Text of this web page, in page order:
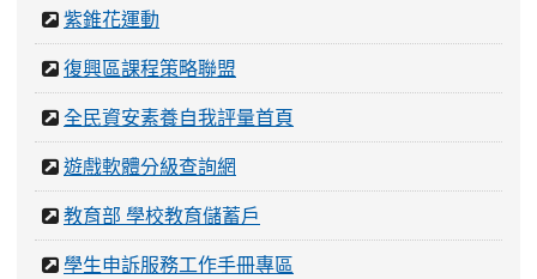
紫錐花運動
復興區課程策略聯盟
全民資安素養自我評量首頁
遊戲軟體分級查詢網
教育部 學校教育儲蓄戶
學生申訴服務工作手冊專區